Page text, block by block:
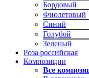
Бордовый
Фиолетовый
Синий
Голубой
Зеленый
Роза российская
Композиции
Все